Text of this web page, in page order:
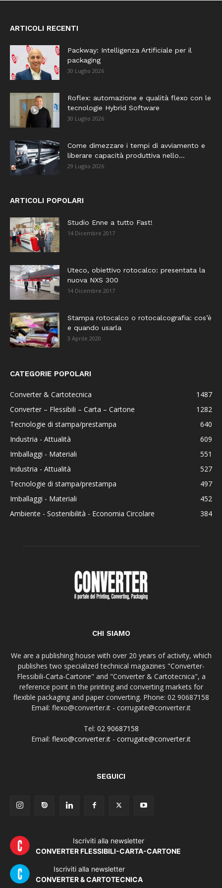
ARTICOLI RECENTI
Packway: Intelligenza Artificiale per il
packaging
30 Luglio 2026
Roflex: automazione e qualità flexo con le
tecnologie Hybrid Software
30 Luglio 2026
Come dimezzare i tempi di avviamento e
liberare capacità produttiva nello...
29 Luglio 2026
ARTICOLI POPOLARI
Studio Enne a tutto Fast!
14 Dicembre 2017
Uteco, obiettivo rotocalco: presentata la
nuova NXS 300
14 Dicembre 2017
Stampa rotocalco o rotocalcografia: cos’è
e quando usarla
3 Aprile 2020
CATEGORIE POPOLARI
Converter & Cartotecnica
1487
Converter – Flessibili – Carta – Cartone
1282
Tecnologie di stampa/prestampa
640
Industria - Attualità
609
Imballaggi - Materiali
551
Industria - Attualità
527
Tecnologie di stampa/prestampa
497
Imballaggi - Materiali
452
Ambiente - Sostenibilità - Economia Circolare
384
CHI SIAMO
We are a publishing house with over 20 years of activity, which
publishes two specialized technical magazines "Converter-
Flessibili-Carta-Cartone" and "Converter & Cartotecnica", a
reference point in the printing and converting markets for
flexible packaging and paper converting. Phone: 02 90687158
Email: flexo@converter.it - corrugate@converter.it
Tel: 02 90687158
Email: flexo@converter.it - corrugate@converter.it
SEGUICI
Iscriviti alla newsletter
CONVERTER FLESSIBILI-CARTA-CARTONE
Iscriviti alla newsletter
CONVERTER & CARTOTECNICA